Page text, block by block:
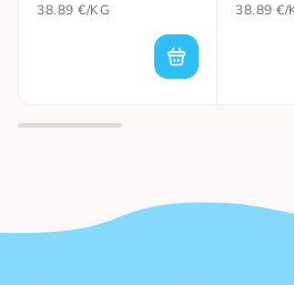
38.89 €/KG 38.89 €/